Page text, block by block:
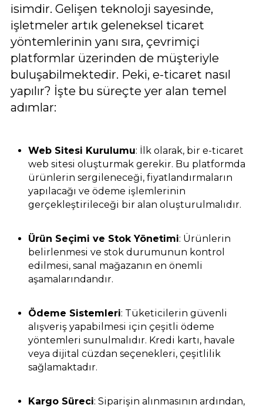
isimdir. Gelişen teknoloji sayesinde,
işletmeler artık geleneksel ticaret
yöntemlerinin yanı sıra, çevrimiçi
platformlar üzerinden de müşteriyle
buluşabilmektedir. Peki, e-ticaret nasıl
yapılır? İşte bu süreçte yer alan temel
adımlar:
Web Sitesi Kurulumu: İlk olarak, bir e-ticaret
web sitesi oluşturmak gerekir. Bu platformda
ürünlerin sergileneceği, fiyatlandırmaların
yapılacağı ve ödeme işlemlerinin
gerçekleştirileceği bir alan oluşturulmalıdır.
Ürün Seçimi ve Stok Yönetimi: Ürünlerin
belirlenmesi ve stok durumunun kontrol
edilmesi, sanal mağazanın en önemli
aşamalarındandır.
Ödeme Sistemleri: Tüketicilerin güvenli
alışveriş yapabilmesi için çeşitli ödeme
yöntemleri sunulmalıdır. Kredi kartı, havale
veya dijital cüzdan seçenekleri, çeşitlilik
sağlamaktadır.
Kargo Süreci: Siparişin alınmasının ardından,